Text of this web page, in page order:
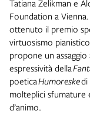
Tatiana Zelikman e
Foundation a
ottenuto il premio
virtuosismo
propone un
espressività della
poeticaHumoreskedi
molteplici sfumature
d’animo.